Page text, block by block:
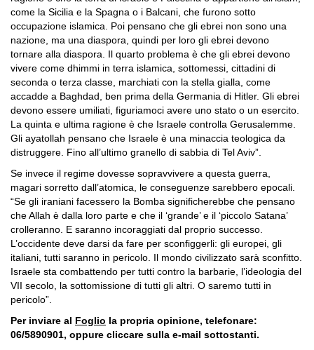
come la Sicilia e la Spagna o i Balcani, che furono sotto
occupazione islamica. Poi pensano che gli ebrei non sono una
nazione, ma una diaspora, quindi per loro gli ebrei devono
tornare alla diaspora. Il quarto problema è che gli ebrei devono
vivere come dhimmi in terra islamica, sottomessi, cittadini di
seconda o terza classe, marchiati con la stella gialla, come
accadde a Baghdad, ben prima della Germania di Hitler. Gli ebrei
devono essere umiliati, figuriamoci avere uno stato o un esercito.
La quinta e ultima ragione è che Israele controlla Gerusalemme.
Gli ayatollah pensano che Israele è una minaccia teologica da
distruggere. Fino all’ultimo granello di sabbia di Tel Aviv”.
Se invece il regime dovesse sopravvivere a questa guerra,
magari sorretto dall’atomica, le conseguenze sarebbero epocali.
“Se gli iraniani facessero la Bomba significherebbe che pensano
che Allah è dalla loro parte e che il ‘grande’ e il ‘piccolo Satana’
crolleranno. E saranno incoraggiati dal proprio successo.
L’occidente deve darsi da fare per sconfiggerli: gli europei, gli
italiani, tutti saranno in pericolo. Il mondo civilizzato sarà sconfitto.
Israele sta combattendo per tutti contro la barbarie, l’ideologia del
VII secolo, la sottomissione di tutti gli altri. O saremo tutti in
pericolo”.
Per inviare al Foglio la propria opinione, telefonare:
06/5890901, oppure cliccare sulla e-mail sottostanti.